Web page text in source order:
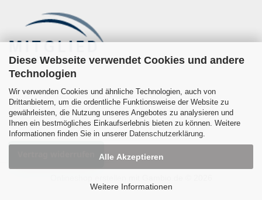
Diese Webseite verwendet Cookies und andere
Technologien
Wir verwenden Cookies und ähnliche Technologien, auch von
Drittanbietern, um die ordentliche Funktionsweise der Website zu
gewährleisten, die Nutzung unseres Angebotes zu analysieren und
Ihnen ein bestmögliches Einkaufserlebnis bieten zu können. Weitere
Informationen finden Sie in unserer Datenschutzerklärung.
Alle Akzeptieren
Weitere Informationen